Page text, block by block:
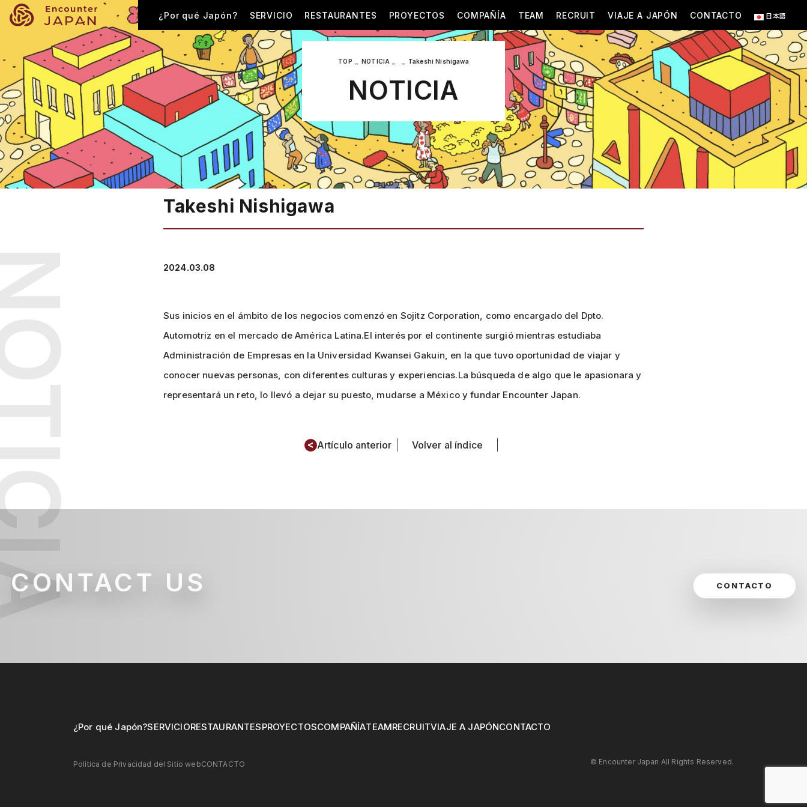
¿Por qué Japón? SERVICIO RESTAURANTES PROYECTOS COMPAÑÍA TEAM RECRUIT VIAJE A JAPÓN CONTACTO 日本語
TOP NOTICIA Takeshi Nishigawa
NOTICIA
Takeshi Nishigawa
2024.03.08
Sus inicios en el ámbito de los negocios comenzó en Sojitz Corporation, como encargado del Dpto.
Automotriz en el mercado de América Latina.El interés por el continente surgió mientras estudiaba
Administración de Empresas en la Universidad Kwansei Gakuin, en la que tuvo oportunidad de viajar y
conocer nuevas personas, con diferentes culturas y experiencias.La búsqueda de algo que le apasionara y
representará un reto, lo llevó a dejar su puesto, mudarse a México y fundar Encounter Japan.
< Artículo anterior Volver al índice
CONTACT US CONTACTO
¿Por qué Japón?SERVICIORESTAURANTESPROYECTOSCOMPAÑÍATEAMRECRUITVIAJE A JAPÓNCONTACTO
Política de Privacidad del Sitio webCONTACTO ©︎ Encounter Japan All Rights Reserved.